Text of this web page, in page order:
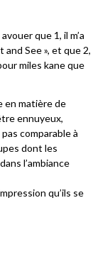
que 1, il m’a
See », et que 2,
miles kane que
en matière de
ennuyeux,
comparable à
dont les
l’ambiance
qu’ils se